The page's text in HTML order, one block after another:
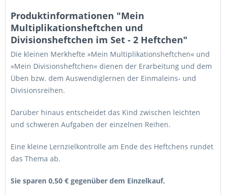
Produktinformationen "Mein
Multiplikationsheftchen und
Divisionsheftchen im Set - 2 Heftchen"
Die kleinen Merkhefte »Mein Multiplikationsheftchen« und
»Mein Divisionsheftchen« dienen der Erarbeitung und dem
Üben bzw. dem Auswendiglernen der Einmaleins- und
Divisionsreihen.
Darüber hinaus entscheidet das Kind zwischen leichten
und schweren Aufgaben der einzelnen Reihen.
Eine kleine Lernzielkontrolle am Ende des Heftchens rundet
das Thema ab.
Sie sparen 0,50 € gegenüber dem Einzelkauf.